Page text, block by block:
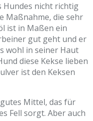
Hundes nicht richtig
Maßnahme, die sehr
ist in Maßen ein
gut geht und er
wohl in seiner Haut
diese Kekse lieben
ist den Keksen
Mittel, das für
Fell sorgt. Aber auch